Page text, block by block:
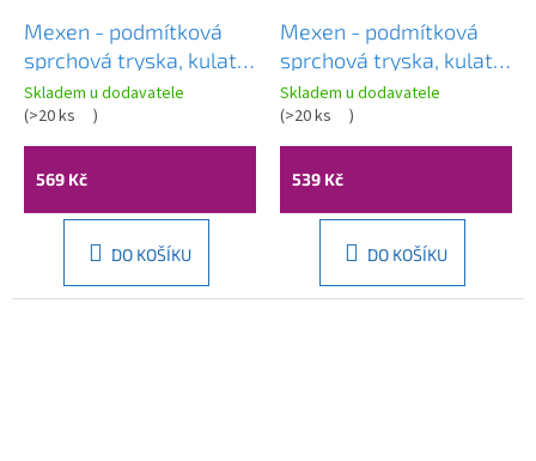
Mexen - podmítková
sprchová tryska, kulatá,
50 mm, růžová-zlatá,
79361-60
Skladem u dodavatele
(>20 ks )
569 Kč
DO KOŠÍKU
Mexen - podmítková
sprchová tryska, kulatá,
50 mm, zlatá, 79361-50
Skladem u dodavatele
(>20 ks )
539 Kč
DO KOŠÍKU